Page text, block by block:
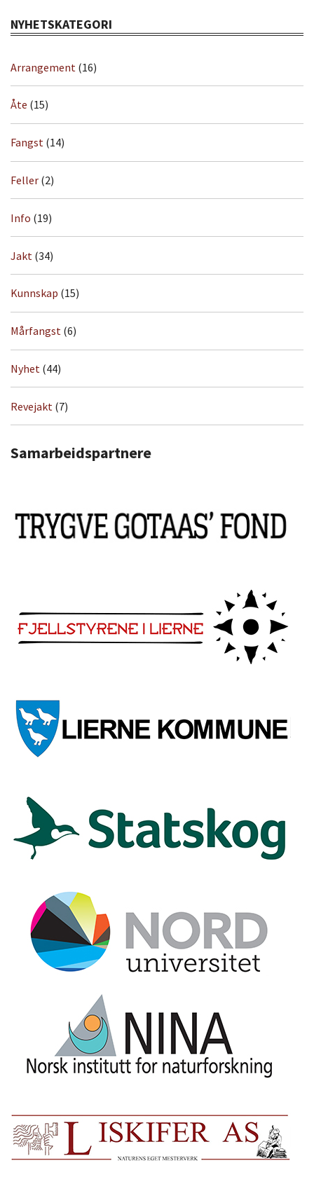
NYHETSKATEGORI
Arrangement (16)
Åte (15)
Fangst (14)
Feller (2)
Info (19)
Jakt (34)
Kunnskap (15)
Mårfangst (6)
Nyhet (44)
Revejakt (7)
Samarbeidspartnere